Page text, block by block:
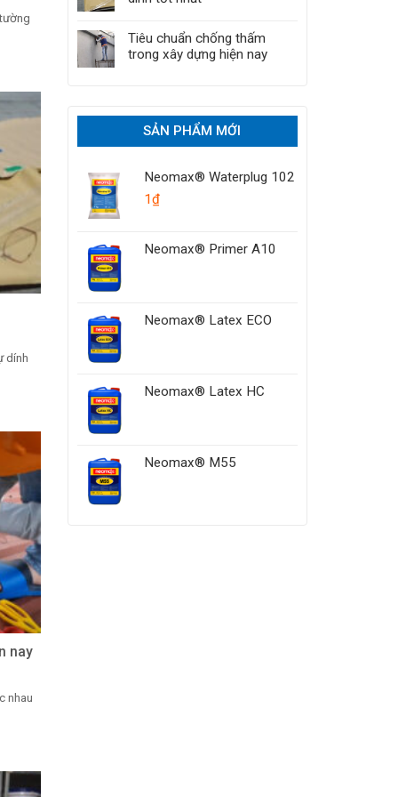
dính
nay
nhau
Tiêu chuẩn chống thấm
trong xây dựng hiện nay
SẢN PHẨM MỚI
Neomax® Waterplug 102
1₫
Neomax® Primer A10
Neomax® Latex ECO
Neomax® Latex HC
Neomax® M55